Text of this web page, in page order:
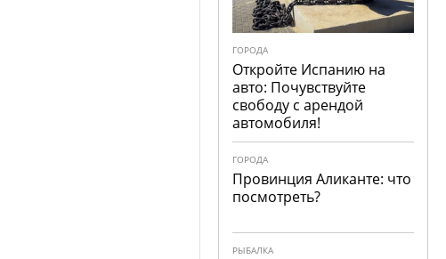
ГОРОДА
Откройте Испанию на
авто: Почувствуйте
свободу с арендой
автомобиля!
ГОРОДА
Провинция Аликанте: что
посмотреть?
РЫБАЛКА